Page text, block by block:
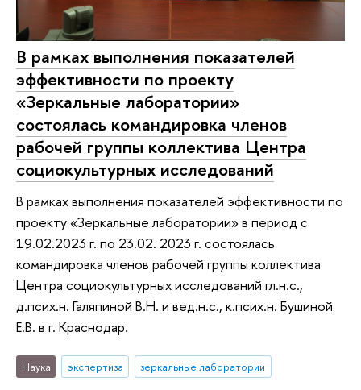
В рамках выполнения показателей
эффективности по проекту
«Зеркальные лаборатории»
состоялась командировка членов
рабочей группы коллектива Центра
социокультурных исследований
В рамках выполнения показателей эффективности по
проекту «Зеркальные лаборатории» в период с
19.02.2023 г. по 23.02. 2023 г. состоялась
командировка членов рабочей группы коллектива
Центра социокультурных исследований гл.н.с.,
д.псих.н. Галяпиной В.Н. и вед.н.с., к.псих.н. Бушиной
Е.В. в г. Краснодар.
Наука экспертиза зеркальные лаборатории